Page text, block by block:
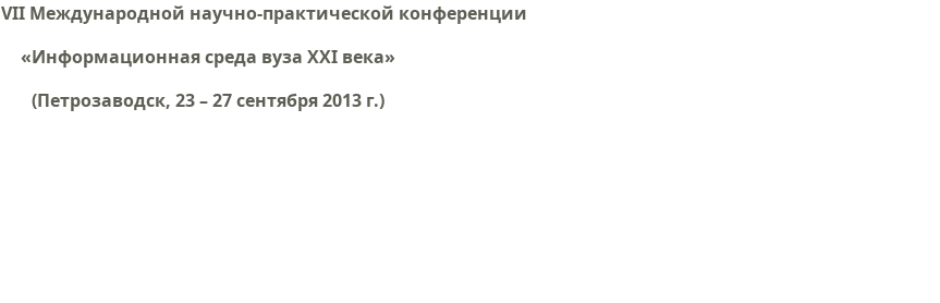
VII Международной научно-практической конференции
«Информационная среда вуза XXI века»
(Петрозаводск, 23 – 27 сентября 2013 г.)